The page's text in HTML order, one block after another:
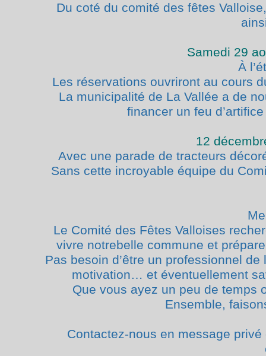
Du coté du comité des fêtes
Samedi 29
À
Les réservations ouvriront au cours
La municipalité de La Vallée a de
financer un feu
12
Avec une parade de tracteurs
Sans cette incroyable équipe du
Le Comité des Fêtes Valloises
vivre notrebelle commune et
Pas besoin d’être un professionnel
motivation… et éventuellement
Que vous ayez un peu de temps
Ensemble,
Contactez-nous en message